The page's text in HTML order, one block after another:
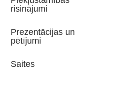
risinājumi
Prezentācijas un
pētījumi
Saites